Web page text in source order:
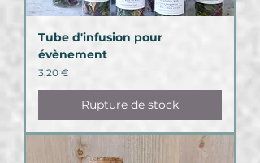
Tube d'infusion pour
évènement
Prix
3,20 €
Rupture de stock